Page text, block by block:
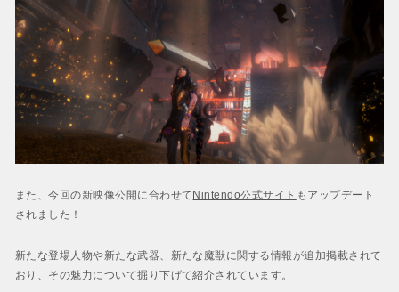
また、今回の新映像公開に合わせて Nintendo公式サイト もアップデート
されました！
新たな登場人物や新たな武器、新たな魔獣に関する情報が追加掲載されて
おり、その魅力について掘り下げて紹介されています。